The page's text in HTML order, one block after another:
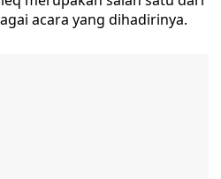
acara yang dihadirinya.